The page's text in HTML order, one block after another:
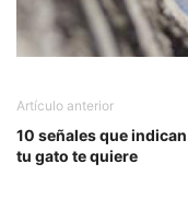
Artículo anterior
10 señales que
tu gato te quiere